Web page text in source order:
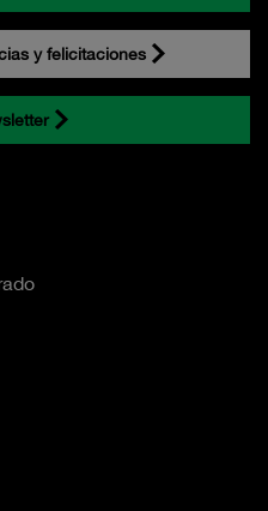
y felicitaciones